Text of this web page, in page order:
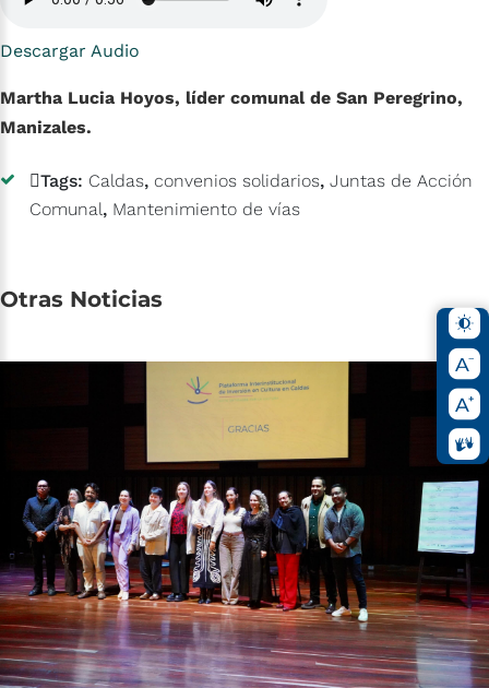
Descargar Audio
Martha Lucia Hoyos, líder comunal de San Peregrino,
Manizales.
Tags: Caldas, convenios solidarios, Juntas de Acción
Comunal, Mantenimiento de vías
Otras Noticias